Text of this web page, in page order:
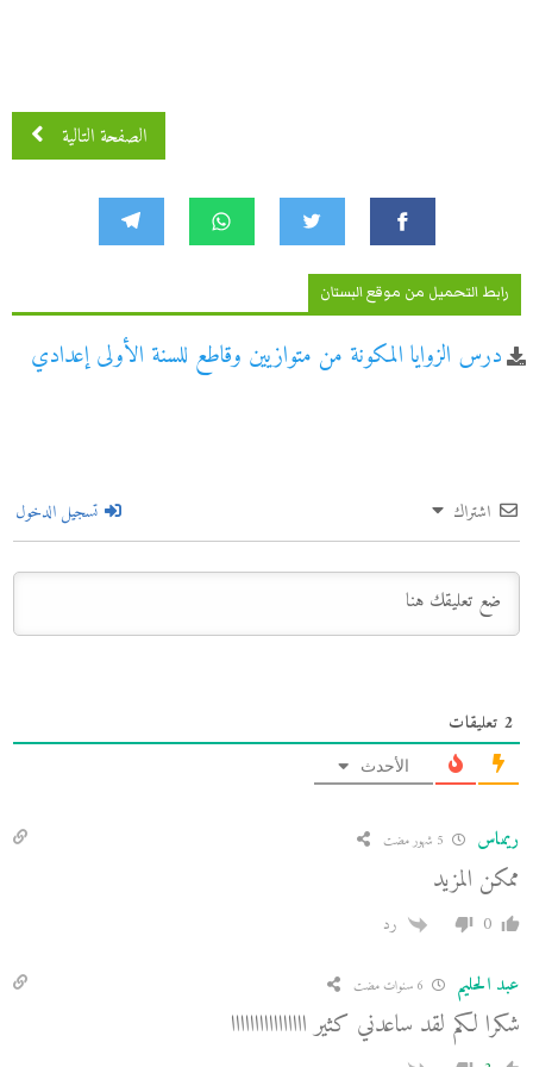
الصفحة التالية
رابط التحميل من موقع البستان
درس الزوايا المكونة من متوازيين وقاطع للسنة الأولى إعدادي
اشتراك تسجيل الدخول
2 تعليقات
الأحدث
ريماس
ممكن المزيد
0 رد
عبد الحليم
شكرا لكم لقد ساعدني كثير اااااااااااااااا